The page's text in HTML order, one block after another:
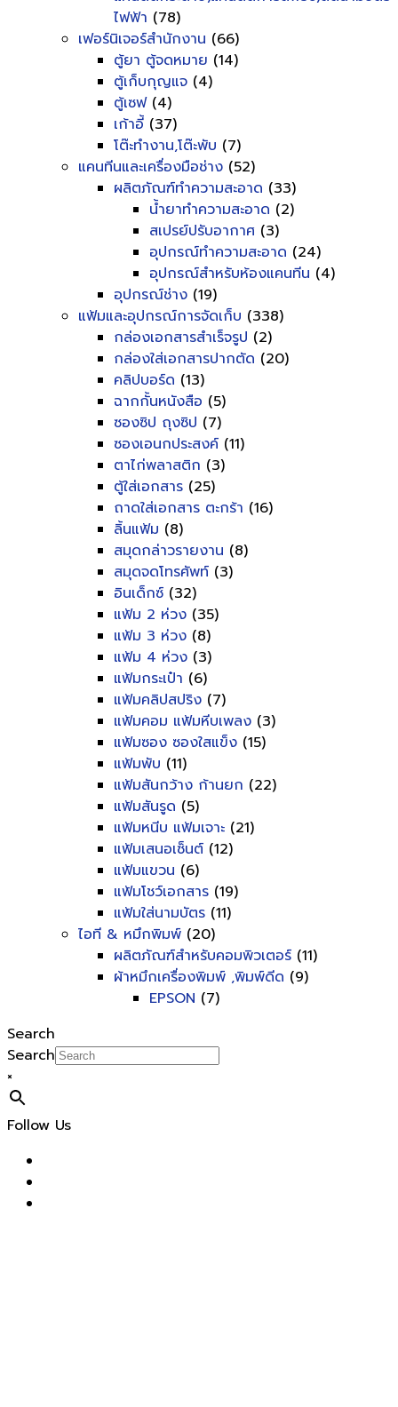
ไฟฟ้า (78)
เฟอร์นิเจอร์สำนักงาน (66)
ตู้ยา ตู้จดหมาย (14)
ตู้เก็บกุญแจ (4)
ตู้เซฟ(4)
เก้าอี้ (37)
โต๊ะทำงาน,โต๊ะพับ (7)
แคนทีนและเครื่องมือช่าง (52)
ผลิตภัณฑ์ทำความสะอาด (33)
น้ำยาทำความสะอาด (2)
สเปรย์ปรับอากาศ (3)
อุปกรณ์ทำความสะอาด (24)
อุปกรณ์สำหรับห้องแคนทีน (4)
อุปกรณ์ช่าง (19)
แฟ้มและอุปกรณ์การจัดเก็บ (338)
กล่องเอกสารสำเร็จรูป (2)
กล่องใส่เอกสารปากตัด (20)
คลิปบอร์ด (13)
ฉากกั้นหนังสือ (5)
ซองซิป ถุงซิป (7)
ซองเอนกประสงค์ (11)
ตาไก่พลาสติก (3)
ตู้ใส่เอกสาร (25)
ถาดใส่เอกสาร ตะกร้า (16)
ลิ้นแฟ้ม (8)
สมุดกล่าวรายงาน (8)
สมุดจดโทรศัพท์ (3)
อินเด็กซ์ (32)
แฟ้ม 2 ห่วง (35)
แฟ้ม 3 ห่วง (8)
แฟ้ม 4 ห่วง (3)
แฟ้มกระเป๋า (6)
แฟ้มคลิปสปริง (7)
แฟ้มคอม แฟ้มหีบเพลง (3)
แฟ้มซอง ซองใสแข็ง (15)
แฟ้มพับ (11)
แฟ้มสันกว้าง ก้านยก (22)
แฟ้มสันรูด (5)
แฟ้มหนีบ แฟ้มเจาะ (21)
แฟ้มเสนอเซ็นต์ (12)
แฟ้มแขวน (6)
แฟ้มโชว์เอกสาร (19)
แฟ้มใส่นามบัตร (11)
ไอที & หมึกพิมพ์ (20)
ผลิตภัณฑ์สำหรับคอมพิวเตอร์ (11)
ผ้าหมึกเครื่องพิมพ์ ,พิมพ์ดีด (9)
EPSON (7)
Search
Search
×
Follow Us